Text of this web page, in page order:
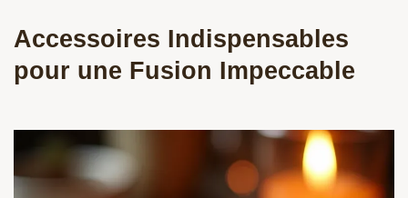
Accessoires Indispensables
pour une Fusion Impeccable